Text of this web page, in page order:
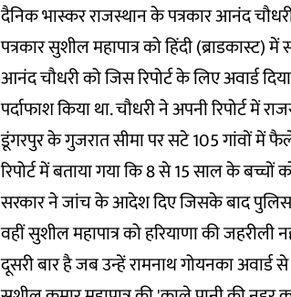
दैनिक भास्कर राजस्थान के पत्रकार आनंद
पत्रकार सुशील महापात्र को हिंदी (ब्राडकास्ट)
आनंद चौधरी को जिस रिपोर्ट के लिए अवार्ड
पर्दाफाश किया था. चौधरी ने अपनी रिपोर्ट में
डूंगरपुर के गुजरात सीमा पर सटे 105 गांवों में
रिपोर्ट में बताया गया कि 8 से 15 साल के बच्चों
सरकार ने जांच के आदेश दिए जिसके बाद
वहीं सुशील महापात्र को हरियाणा की जहरीली
दूसरी बार है जब उन्हें रामनाथ गोयनका अवार्ड